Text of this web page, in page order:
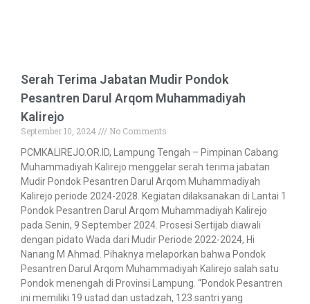
Serah Terima Jabatan Mudir Pondok
Pesantren Darul Arqom Muhammadiyah
Kalirejo
September 10, 2024
No Comments
PCMKALIREJO.OR.ID, Lampung Tengah – Pimpinan Cabang
Muhammadiyah Kalirejo menggelar serah terima jabatan
Mudir Pondok Pesantren Darul Arqom Muhammadiyah
Kalirejo periode 2024-2028. Kegiatan dilaksanakan di Lantai 1
Pondok Pesantren Darul Arqom Muhammadiyah Kalirejo
pada Senin, 9 September 2024. Prosesi Sertijab diawali
dengan pidato Wada dari Mudir Periode 2022-2024, Hi
Nanang M Ahmad. Pihaknya melaporkan bahwa Pondok
Pesantren Darul Arqom Muhammadiyah Kalirejo salah satu
Pondok menengah di Provinsi Lampung. “Pondok Pesantren
ini memiliki 19 ustad dan ustadzah, 123 santri yang